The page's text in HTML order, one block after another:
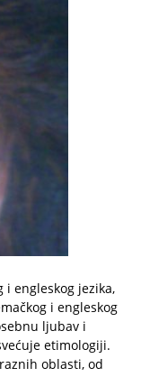
engleskog jezika,
i engleskog
ljubav i
etimologiji.
oblasti, od